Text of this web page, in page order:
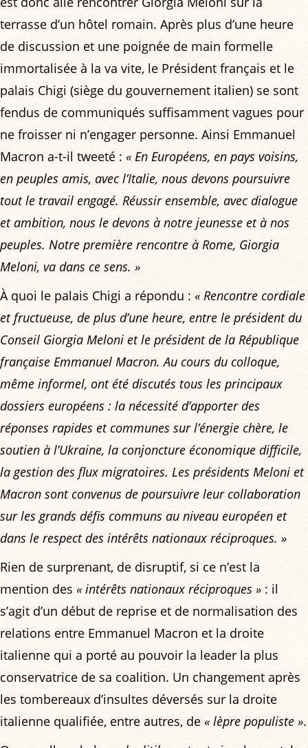
terrasse d’un hôtel romain. Après plus d’une heure
de discussion et une poignée de main formelle
immortalisée à la va vite, le Président français et le
palais Chigi (siège du gouvernement italien) se sont
fendus de communiqués suffisamment vagues pour
ne froisser ni n’engager personne. Ainsi Emmanuel
Macron a-t-il tweeté : « En Européens, en pays voisins,
en peuples amis, avec l’Italie, nous devons poursuivre
tout le travail engagé. Réussir ensemble, avec dialogue
et ambition, nous le devons à notre jeunesse et à nos
peuples. Notre première rencontre à Rome, Giorgia
Meloni, va dans ce sens. »
À quoi le palais Chigi a répondu : « Rencontre cordiale
et fructueuse, de plus d’une heure, entre le président du
Conseil Giorgia Meloni et le président de la République
française Emmanuel Macron. Au cours du colloque,
même informel, ont été discutés tous les principaux
dossiers européens : la nécessité d’apporter des
réponses rapides et communes sur l’énergie chère, le
soutien à l’Ukraine, la conjoncture économique difficile,
la gestion des flux migratoires. Les présidents Meloni et
Macron sont convenus de poursuivre leur collaboration
sur les grands défis communs au niveau européen et
dans le respect des intérêts nationaux réciproques. »
Rien de surprenant, de disruptif, si ce n’est la
mention des « intérêts nationaux réciproques » : il
s’agit d’un début de reprise et de normalisation des
relations entre Emmanuel Macron et la droite
italienne qui a porté au pouvoir la leader la plus
conservatrice de sa coalition. Un changement après
les tombereaux d’insultes déversés sur la droite
italienne qualifiée, entre autres, de « lèpre populiste ».